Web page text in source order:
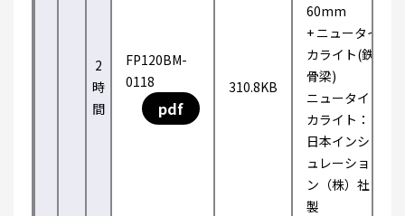
2
時
間
FP120BM-
0118
pdf
310.8KB
60mm
+ ニュータイ
カライト(鉄
骨梁)
ニュータイ
カライト：
日本インシ
ュレーショ
ン（株）社
製